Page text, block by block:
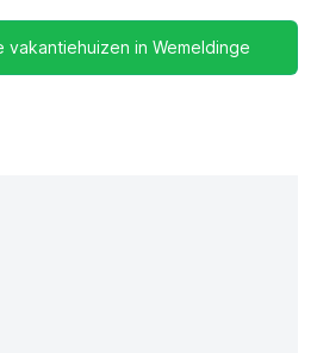
vakantiehuizen in Wemeldinge